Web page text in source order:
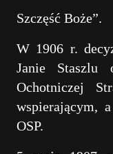
Szczęść Boże”.
W 1906 r.
Janie Staszlu
Ochotniczej
wspierającym,
OSP.